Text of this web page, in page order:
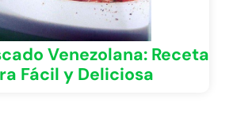
Venezolana: Receta
Fácil y Deliciosa